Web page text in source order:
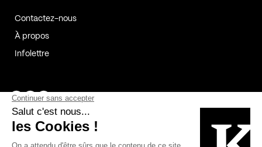
Contactez-nous
À propos
Infolettre
Page Facebook de Kollectif
Page Instagram de Kollectif
Page Linkedin de Kollectif